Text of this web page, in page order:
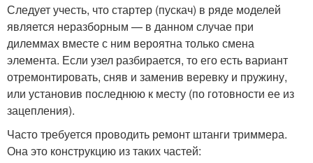
Следует учесть, что стартер (пускач) в ряде моделей
является неразборным — в данном случае при
дилеммах вместе с ним вероятна только смена
элемента. Если узел разбирается, то его есть вариант
отремонтировать, сняв и заменив веревку и пружину,
или установив последнюю к месту (по готовности ее из
зацепления).
Часто требуется проводить ремонт штанги триммера.
Она это конструкцию из таких частей: